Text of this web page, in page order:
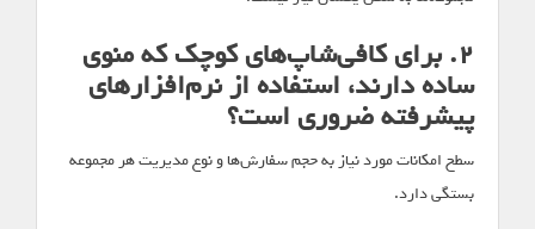
۲. برای کافی‌شاپ‌های کوچک که منوی
ساده دارند، استفاده از نرم‌افزارهای
پیشرفته ضروری است؟
سطح امکانات مورد نیاز به حجم سفارش‌ها و نوع مدیریت هر مجموعه
بستگی دارد.